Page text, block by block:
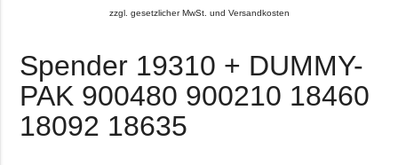
zzgl. gesetzlicher MwSt. und Versandkosten
Spender 19310 + DUMMY-
PAK 900480 900210 18460
18092 18635